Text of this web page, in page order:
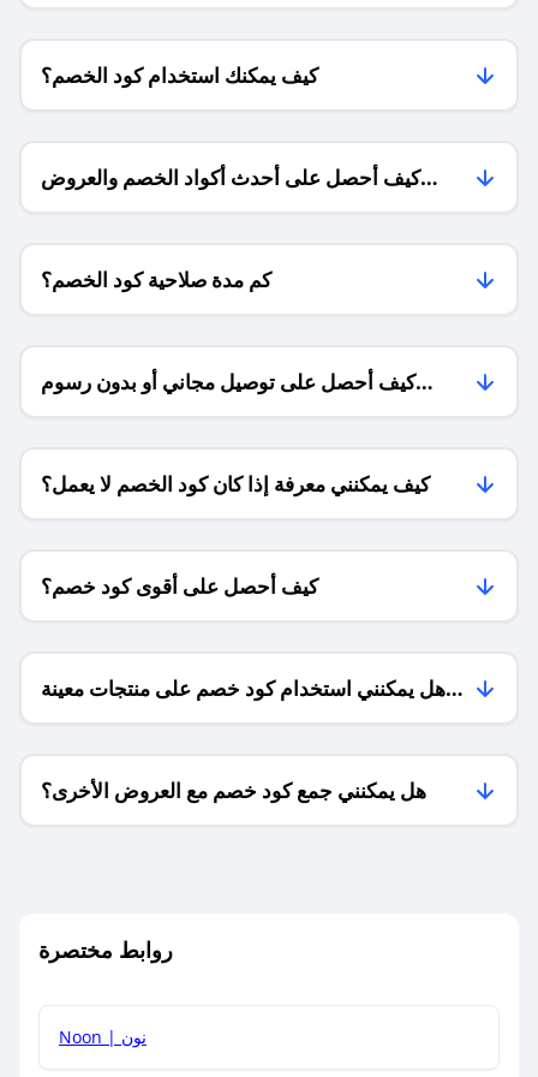
كيف يمكنك استخدام كود الخصم؟
كيف أحصل على أحدث أكواد الخصم والعروض
للمتاجر؟
كم مدة صلاحية كود الخصم؟
كيف أحصل على توصيل مجاني أو بدون رسوم
الشحن ؟
كيف يمكنني معرفة إذا كان كود الخصم لا يعمل؟
كيف أحصل على أقوى كود خصم؟
هل يمكنني استخدام كود خصم على منتجات معينة
فقط؟
هل يمكنني جمع كود خصم مع العروض الأخرى؟
روابط مختصرة
Noon | نون